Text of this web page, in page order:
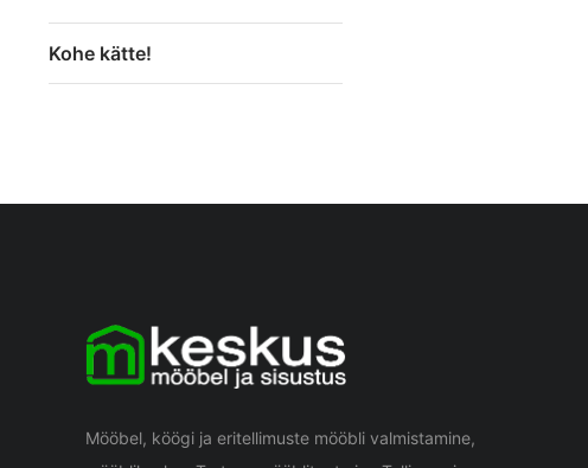
Kohe kätte!
Mööbel, köögi ja eritellimuste mööbli valmistamine,